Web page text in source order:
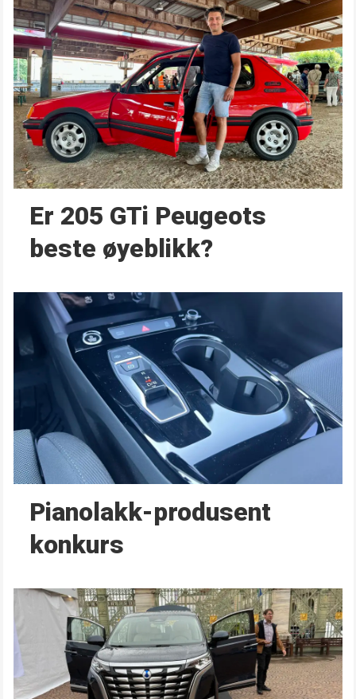
Er 205 GTi Peugeots
beste øyeblikk?
Pianolakk-produsent
konkurs